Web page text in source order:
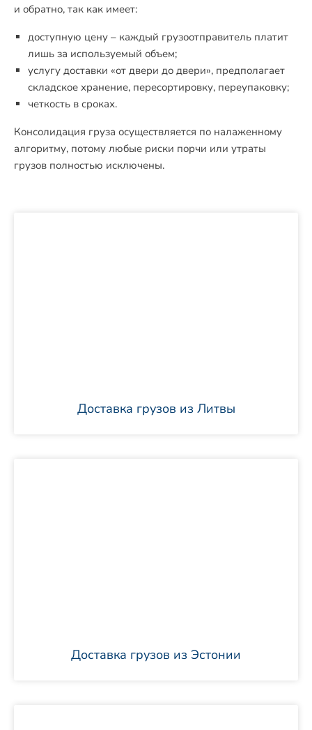
и обратно, так как имеет:
доступную цену – каждый грузоотправитель платит
лишь за используемый объем;
услугу доставки «от двери до двери», предполагает
складское хранение, пересортировку, переупаковку;
четкость в сроках.
Консолидация груза осуществляется по налаженному
алгоритму, потому любые риски порчи или утраты
грузов полностью исключены.
Доставка грузов из Литвы
Доставка грузов из Эстонии